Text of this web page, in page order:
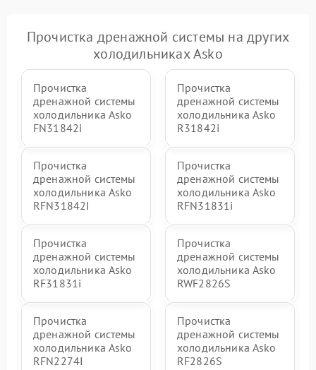
Прочистка дренажной системы на других
холодильниках Asko
Прочистка
дренажной системы
холодильника Asko
FN31842i
Прочистка
дренажной системы
холодильника Asko
R31842i
Прочистка
дренажной системы
холодильника Asko
RFN31842I
Прочистка
дренажной системы
холодильника Asko
RFN31831i
Прочистка
дренажной системы
холодильника Asko
RF31831i
Прочистка
дренажной системы
холодильника Asko
RWF2826S
Прочистка
дренажной системы
холодильника Asko
RFN2274I
Прочистка
дренажной системы
холодильника Asko
RF2826S